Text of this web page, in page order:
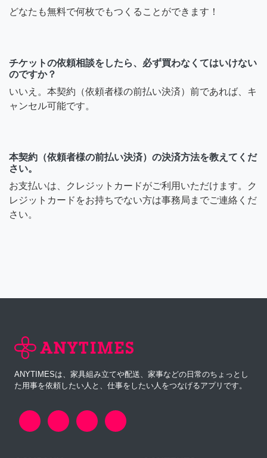
どなたも無料で何枚でもつくることができます！
チケットの依頼相談をしたら、必ず買わなくてはいけない
のですか？
いいえ。本契約（依頼者様の前払い決済）前であれば、キ
ャンセル可能です。
本契約（依頼者様の前払い決済）の決済方法を教えてくだ
さい。
お支払いは、クレジットカードがご利用いただけます。ク
レジットカードをお持ちでない方は事務局までご連絡くだ
さい。
ANYTIMESは、家具組み立てや配送、家事などの日常のちょっとし
た用事を依頼したい人と、仕事をしたい人をつなげるアプリです。